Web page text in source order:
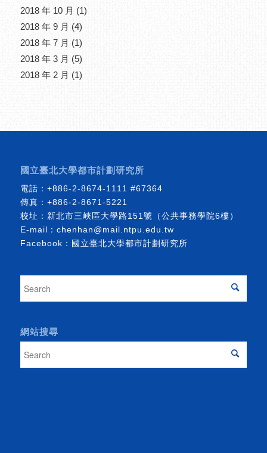
2018 年 10 月 (1)
2018 年 9 月 (4)
2018 年 7 月 (1)
2018 年 3 月 (5)
2018 年 2 月 (1)
國立臺北大學都市計劃研究所
電話： +886-2-8674-1111 #67364
傳真：+886-2-8671-5221
校址：新北市三峽區大學路151號（公共事務學院6樓）
E-mail： chenhan@mail.ntpu.edu.tw
Facebook： 國立臺北大學都市計劃研究所
網站搜尋